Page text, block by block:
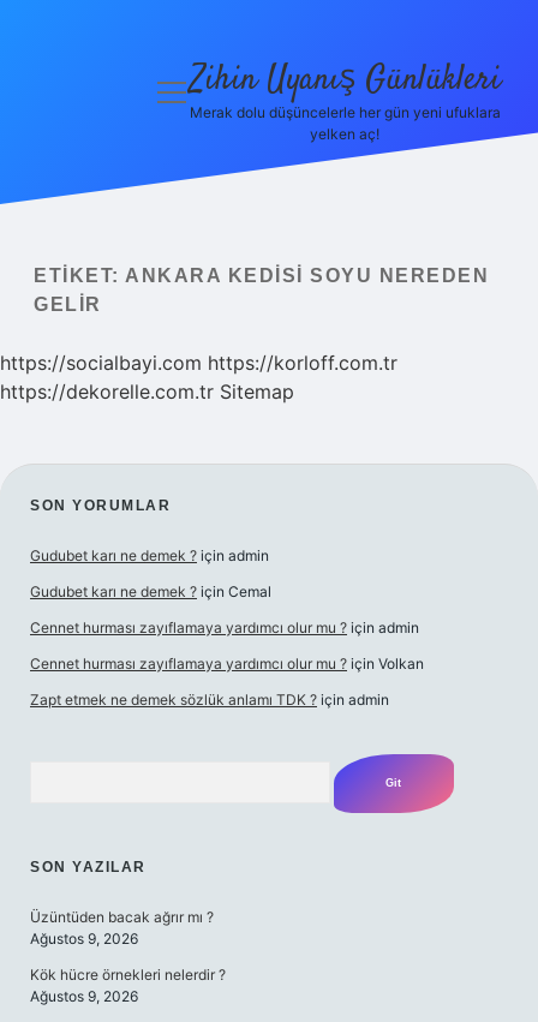
Politikası
Yasal Uyarı
menüyü
Zihin Uyanış Günlükleri
Merak dolu düşüncelerle her gün yeni ufuklara
yelken aç!
ETIKET: ANKARA KEDISI SOYU NEREDEN
GELIR
https://socialbayi.com https://korloff.com.tr
https://dekorelle.com.tr Sitemap
SIDEBAR
SON YORUMLAR
Gudubet karı ne demek ? için admin
Gudubet karı ne demek ? için Cemal
Cennet hurması zayıflamaya yardımcı olur mu ? için admin
Cennet hurması zayıflamaya yardımcı olur mu ? için Volkan
Zapt etmek ne demek sözlük anlamı TDK ? için admin
SON YAZILAR
Üzüntüden bacak ağrır mı ?
Ağustos 9, 2026
Kök hücre örnekleri nelerdir ?
Ağustos 9, 2026